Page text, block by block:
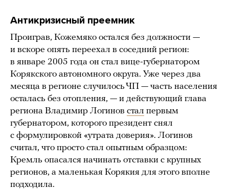
Антикризисный преемник
Проиграв, Кожемяко остался без должности —
и вскоре опять переехал в соседний регион:
в январе 2005 года он стал вице-губернатором
Корякского автономного округа. Уже через два
месяца в регионе случилось ЧП — часть населения
осталась без отопления, — и действующий глава
региона Владимир Логинов стал первым
губернатором, которого президент снял
с формулировкой «утрата доверия». Логинов
считал, что просто стал опытным образцом:
Кремль опасался начинать отставки с крупных
регионов, а маленькая Корякия для этого вполне
подходила.